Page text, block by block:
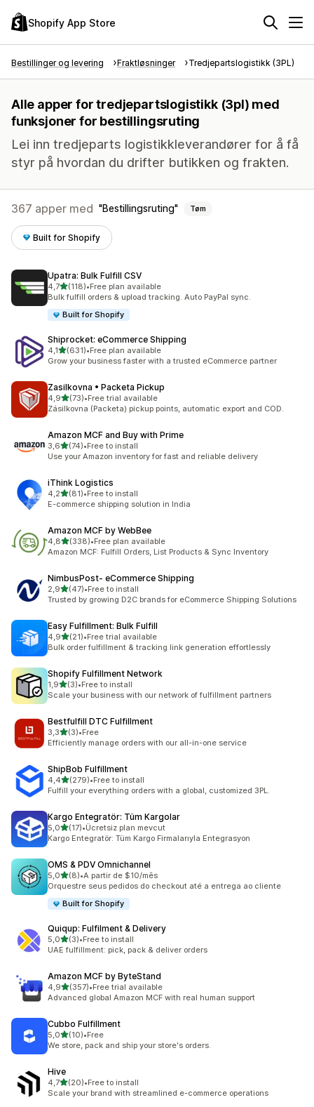
Shopify App Store
Bestillinger og levering Fraktløsninger Tredjepartslogistikk (3PL)
Alle apper for tredjepartslogistikk (3pl) med
funksjoner for bestillingsruting
Lei inn tredjeparts logistikkleverandører for å få
styr på hvordan du drifter butikken og frakten.
367 apper med Bestillingsruting Tøm
Built for Shopify
Upatra: Bulk Fulfill CSV
4,7av 5 stjerner
(118)
Totalt 118 omtaler
•Free plan available
Bulk fulfill orders & upload tracking. Auto PayPal sync.
Built for Shopify
Shiprocket: eCommerce Shipping
4,1av 5 stjerner
(631)
Totalt 631 omtaler
•Free plan available
Grow your business faster with a trusted eCommerce partner
Zasilkovna • Packeta Pickup
4,9av 5 stjerner
(73)
Totalt 73 omtaler
•Free trial available
Zásilkovna (Packeta) pickup points, automatic export and COD.
Amazon MCF and Buy with Prime
3,6av 5 stjerner
(74)
Totalt 74 omtaler
•Free to install
Use your Amazon inventory for fast and reliable delivery
iThink Logistics
4,2av 5 stjerner
(81)
Totalt 81 omtaler
•Free to install
E-commerce shipping solution in India
Amazon MCF by WebBee
4,8av 5 stjerner
(338)
Totalt 338 omtaler
•Free plan available
Amazon MCF: Fulfill Orders, List Products & Sync Inventory
NimbusPost‑ eCommerce Shipping
2,9av 5 stjerner
(47)
Totalt 47 omtaler
•Free to install
Trusted by growing D2C brands for eCommerce Shipping Solutions
Easy Fulfillment: Bulk Fulfill
4,9av 5 stjerner
(21)
Totalt 21 omtaler
•Free trial available
Bulk order fulfillment & tracking link generation effortlessly
Shopify Fulfillment Network
1,9av 5 stjerner
(3)
Totalt 3 omtaler
•Free to install
Scale your business with our network of fulfillment partners
Bestfulfill DTC Fulfillment
3,3av 5 stjerner
(3)
Totalt 3 omtaler
•Free
Efficiently manage orders with our all-in-one service
ShipBob Fulfillment
4,4av 5 stjerner
(279)
Totalt 279 omtaler
•Free to install
Fulfill your everything orders with a global, customized 3PL.
Kargo Entegratör: Tüm Kargolar
5,0av 5 stjerner
(17)
Totalt 17 omtaler
•Ücretsiz plan mevcut
Kargo Entegratör: Tüm Kargo Firmalarıyla Entegrasyon
OMS & PDV Omnichannel
5,0av 5 stjerner
(8)
Totalt 8 omtaler
•A partir de $10/mês
Orquestre seus pedidos do checkout até a entrega ao cliente
Built for Shopify
Quiqup: Fulfilment & Delivery
5,0av 5 stjerner
(3)
Totalt 3 omtaler
•Free to install
UAE fulfillment: pick, pack & deliver orders
Amazon MCF by ByteStand
4,9av 5 stjerner
(357)
Totalt 357 omtaler
•Free trial available
Advanced global Amazon MCF with real human support
Cubbo Fulfillment
5,0av 5 stjerner
(10)
Totalt 10 omtaler
•Free
We store, pack and ship your store's orders.
Hive
4,7av 5 stjerner
(20)
Totalt 20 omtaler
•Free to install
Scale your brand with streamlined e-commerce operations